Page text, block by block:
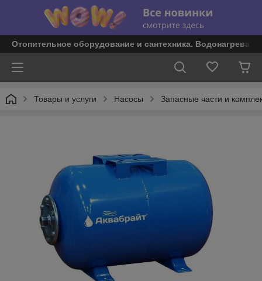
Отопительное оборудование и сантехника.
Товары и услуги Насосы Запасные части и